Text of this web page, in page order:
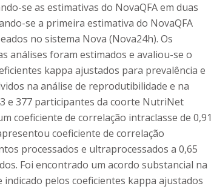
se as estimativas do NovaQFA em duas
se a primeira estimativa do NovaQFA
no sistema Nova (Nova24h). Os
análises foram estimados e avaliou-se o
kappa ajustados para prevalência e
na análise de reprodutibilidade e na
e 377 participantes da coorte NutriNet
coeficiente de correlação intraclasse de 0,91
coeficiente de correlação
processados e ultraprocessados a 0,65
Foi encontrado um acordo substancial na
pelos coeficientes kappa ajustados